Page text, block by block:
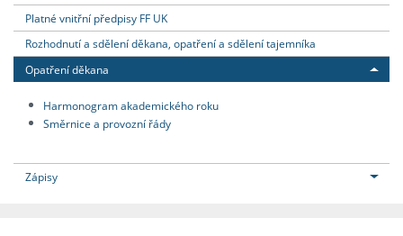
Platné vnitřní předpisy FF UK
Rozhodnutí a sdělení děkana, opatření a sdělení tajemníka
Opatření děkana
Harmonogram akademického roku
Směrnice a provozní řády
Zápisy